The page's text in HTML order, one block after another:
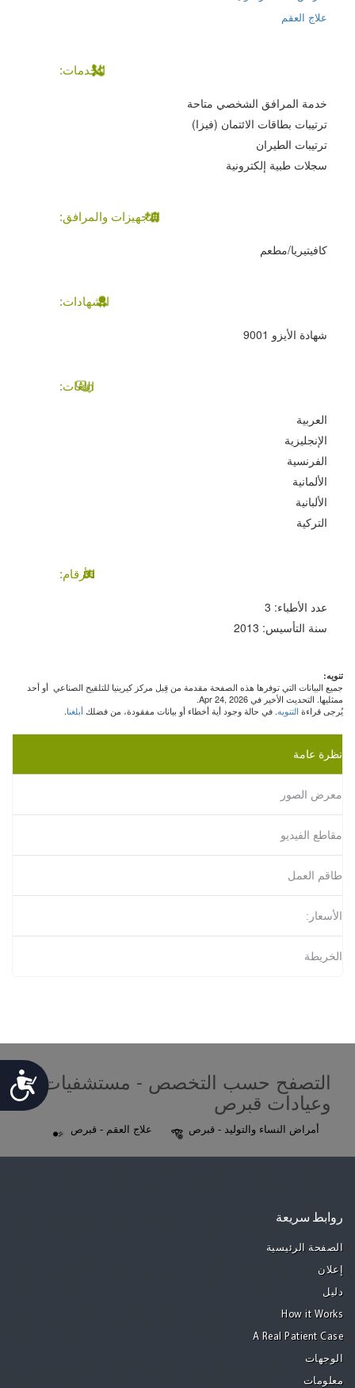
Accessibility
علاج العقم
الخدمات:
خدمة المرافق الشخصي متاحة
ترتيبات بطاقات الائتمان (فيزا)
ترتيبات الطيران
سجلات طبية إلكترونية
التجهيزات والمرافق:
كافيتيريا/مطعم
الشهادات:
شهادة الأيزو 9001
اللغات:
العربية
الإنجليزية
الفرنسية
الألمانية
الألبانية
التركية
الأرقام:
عدد الأطباء: 3
سنة التأسيس: 2013
تنويه:
جميع البيانات التي توفرها هذه الصفحة مقدمة من قِبل مركز كيرينيا للتلقيح الصناعي أو أحد
ممثليها. التحديث الأخير في Apr 24, 2026.
يُرجى قراءة التنويه. في حالة وجود أية أخطاء أو بيانات مفقودة، من فضلكأبلغنا.
نظرة عامة
معرض الصور
مقاطع الفيديو
طاقم العمل
الأسعار:
الخريطة
التصفح حسب التخصص - مستشفيات
وعيادات قبرص
أمراض النساء والتوليد - قبرص علاج العقم - قبرص
روابط سريعة
الصفحة الرئيسية
إعلان
دليل
How it Works
A Real Patient Case
الوجهات
معلومات